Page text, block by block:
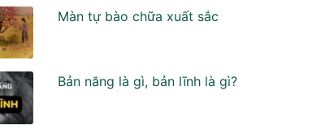
Màn tự bào chữa xuất sắc
Bản năng là gì, bản lĩnh là gì?